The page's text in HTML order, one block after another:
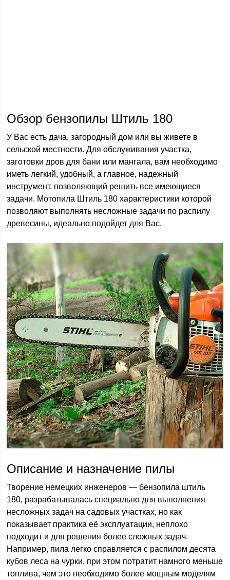
Обзор бензопилы Штиль 180
У Вас есть дача, загородный дом или вы живете в
сельской местности. Для обслуживания участка,
заготовки дров для бани или мангала, вам необходимо
иметь легкий, удобный, а главное, надежный
инструмент, позволяющий решить все имеющиеся
задачи. Мотопила Штиль 180 характеристики которой
позволяют выполнять несложные задачи по распилу
древесины, идеально подойдет для Вас.
Описание и назначение пилы
Творение немецких инженеров — бензопила штиль
180, разрабатывалась специально для выполнения
несложных задач на садовых участках, но как
показывает практика её эксплуатации, неплохо
подходит и для решения более сложных задач.
Например, пила легко справляется с распилом десята
кубов леса на чурки, при этом потратит намного меньше
топлива, чем это необходимо более мощным моделям